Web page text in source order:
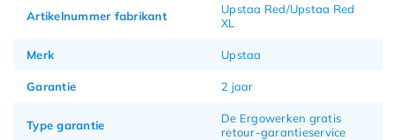
Artikelnummer fabrikant
Upstaa Red/Upstaa Red
XL
Merk Upstaa
Garantie 2 jaar
Type garantie
De Ergowerken gratis
retour-garantieservice